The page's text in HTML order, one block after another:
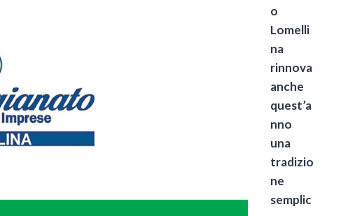
o
Lomelli
na
rinnova
anche
quest’a
nno
una
tradizio
ne
semplic